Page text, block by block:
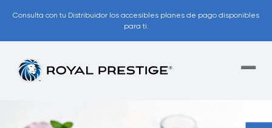
Consulta con tu Distribuidor los accesibles planes de pago disponibles
para ti.